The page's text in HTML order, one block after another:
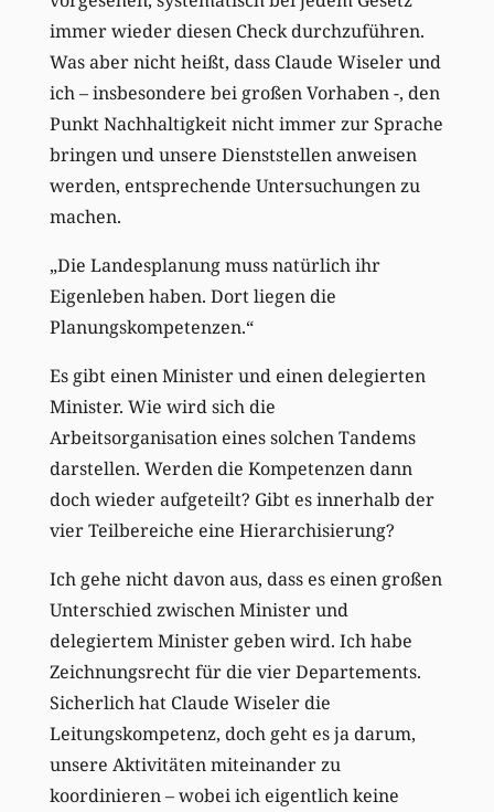
immer wieder diesen Check durchzuführen.
Was aber nicht heißt, dass Claude Wiseler und
ich – insbesondere bei großen Vorhaben -, den
Punkt Nachhaltigkeit nicht immer zur Sprache
bringen und unsere Dienststellen anweisen
werden, entsprechende Untersuchungen zu
machen.
„Die Landesplanung muss natürlich ihr
Eigenleben haben. Dort liegen die
Planungskompetenzen.“
Es gibt einen Minister und einen delegierten
Minister. Wie wird sich die
Arbeitsorganisation eines solchen Tandems
darstellen. Werden die Kompetenzen dann
doch wieder aufgeteilt? Gibt es innerhalb der
vier Teilbereiche eine Hierarchisierung?
Ich gehe nicht davon aus, dass es einen großen
Unterschied zwischen Minister und
delegiertem Minister geben wird. Ich habe
Zeichnungsrecht für die vier Departements.
Sicherlich hat Claude Wiseler die
Leitungskompetenz, doch geht es ja darum,
unsere Aktivitäten miteinander zu
koordinieren – wobei ich eigentlich keine